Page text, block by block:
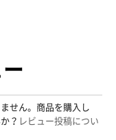
せん。商品を購入し
？ レビュー投稿につい